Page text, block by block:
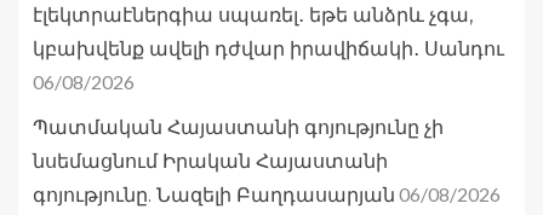
էլեկտրաէներգիա սպառել․ եթե անձրև չգա,
կբախվենք ավելի դժվար իրավիճակի․ Սանդու
06/08/2026
Պատմական Հայաստանի գոյությունը չի
նսեմացնում Իրական Հայաստանի
գոյությունը. Նազելի Բաղդասարյան 06/08/2026